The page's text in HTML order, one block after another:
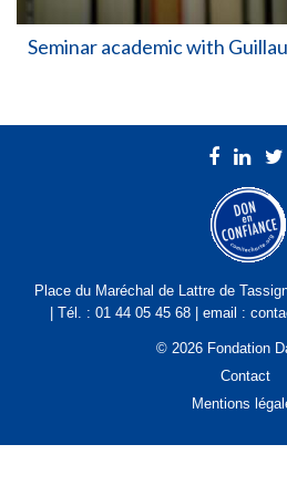
Seminar academic with
Place du Maréchal de Lattre de
| Tél. : 01 44 05 45 68 | email :
© 2026 Fondation
Contact
Mentions